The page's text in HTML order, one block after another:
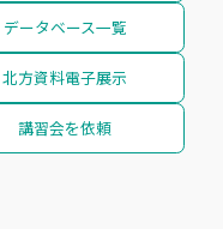
データベース一覧
北方資料電子展示
講習会を依頼